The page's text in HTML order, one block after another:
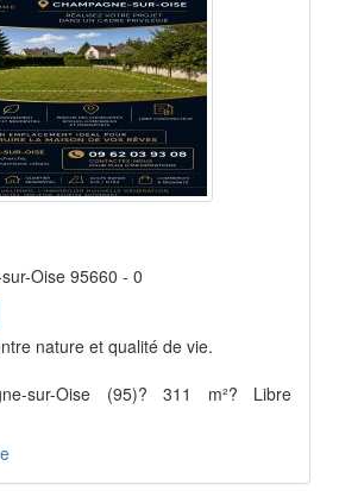
Oise 95660 - 0
nature et qualité de vie.
sur-Oise (95)? 311 m²? Libre